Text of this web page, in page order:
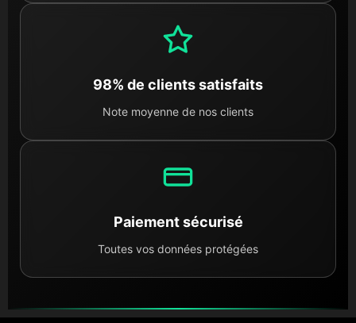
98% de clients satisfaits
Note moyenne de nos clients
Paiement sécurisé
Toutes vos données protégées